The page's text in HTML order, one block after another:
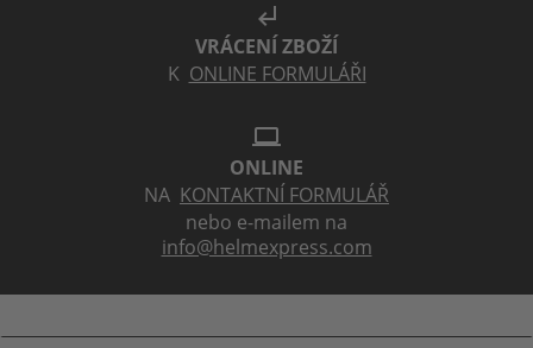
subdirectory_arrow_left
VRÁCENÍ ZBOŽÍ
K ONLINE FORMULÁŘI
laptop
ONLINE
NA KONTAKTNÍ FORMULÁŘ
nebo e-mailem na
info@helmexpress.com